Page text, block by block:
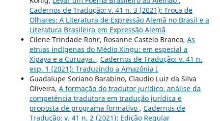
Cadernos de Tradução: v. 41 n. 3 (2021): Troca de
Olhares: A Literatura de Expressão Alemã no Brasil e a
Literatura Brasileira em Expressão Alemã
Cilene Trindade Rohr, Rosanne Castelo Branco, As
etnias indígenas do Médio Xingu: em especial a
Xipaya e a Curuaya. , Cadernos de Tradução: v. 41 n.
esp. 1 (2021): Traduzindo a Amazônia I
Guadalupe Soriano Barabino, Claudio Luiz da Silva
Oliveira, A formação do tradutor jurídico: análise da
competência tradutora em tradução jurídica e
proposta de programa formativo , Cadernos de
Tradução: v. 41 n. 2 (2021): Edição Regular